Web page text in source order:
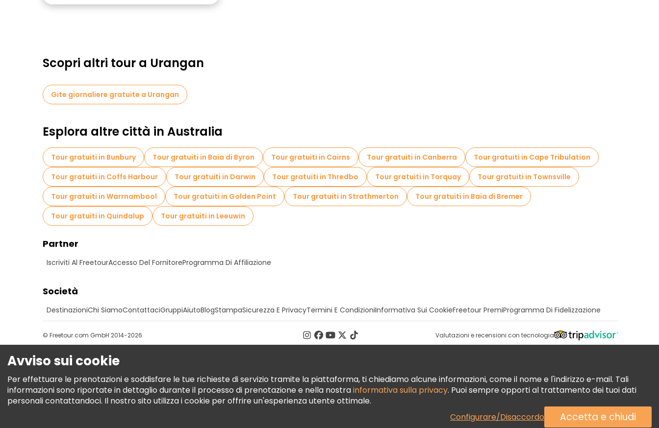
Scopri altri tour a Urangan
Gite giornaliere gratuite a Urangan
Esplora altre città in Australia
Tour gratuiti in Bunbury Tour gratuiti in Baia di Byron Tour gratuiti in Cairns Tour gratuiti in Canberra
Tour gratuiti in Cape Tribulation
Tour gratuiti in Coffs Harbour
Tour gratuiti in Darwin Tour gratuiti in Thredbo Tour gratuiti in Torquay
Tour gratuiti in Townsville
Tour gratuiti in Warrnambool
Tour gratuiti in Golden Point Tour gratuiti in Strathmerton
Tour gratuiti in Baia di Bremer
Tour gratuiti in Quindalup
Tour gratuiti in Leeuwin
Partner
Iscriviti Al FreetourAccesso Del FornitoreProgramma Di Affiliazione
Società
DestinazioniChi SiamoContattaciGruppiAiutoBlogStampaSicurezza E PrivacyTermini E CondizioniInformativa Sui CookieFreetour PremiProgramma Di Fidelizzazione
Valutazioni e recensioni con tecnologia
© Freetour.com GmbH 2014-2026
Avviso sui cookie
Per effettuare le prenotazioni e soddisfare le tue richieste di servizio tramite la piattaforma, ti chiediamo alcune informazioni, come il nome e l'indirizzo e-mail. Tali
informazioni sono riportate in dettaglio durante il processo di prenotazione e nella nostrainformativa sulla privacy. Puoi sempre opporti al trattamento dei tuoi dati
personali contattandoci. Il nostro sito utilizza i cookie per offrire un'esperienza utente ottimale.
Configurare/Disaccordo
Accetta e chiudi